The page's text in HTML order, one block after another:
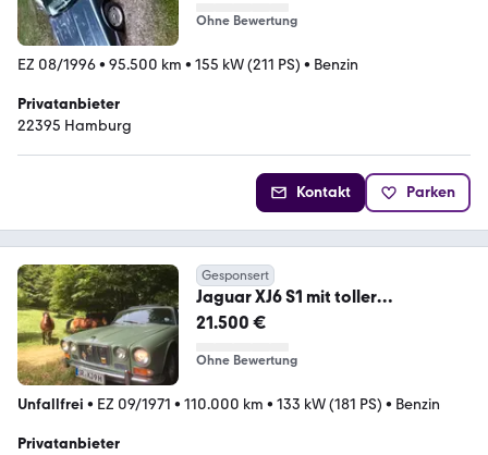
Ohne Bewertung
EZ 08/1996• 95.500 km • 155 kW (211 PS) • Benzin
Privatanbieter
22395 Hamburg
Kontakt Parken
Gesponsert
Jaguar XJ6 S1 mit toller
Ausstattung in Top Zustand
21.500 €
Ohne Bewertung
Unfallfrei • EZ 09/1971 • 110.000 km • 133 kW (181 PS) • Benzin
Privatanbieter